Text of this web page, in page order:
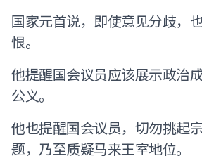
国家元首说，即使意见分歧，
恨。
他提醒国会议员应该展示政治
公义。
他也提醒国会议员，切勿挑起
题，乃至质疑马来王室地位。